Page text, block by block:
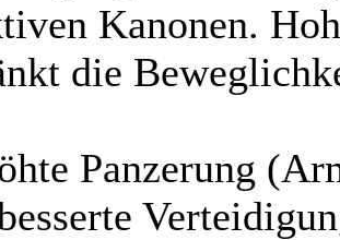
Kanonen.
die
Panzerung